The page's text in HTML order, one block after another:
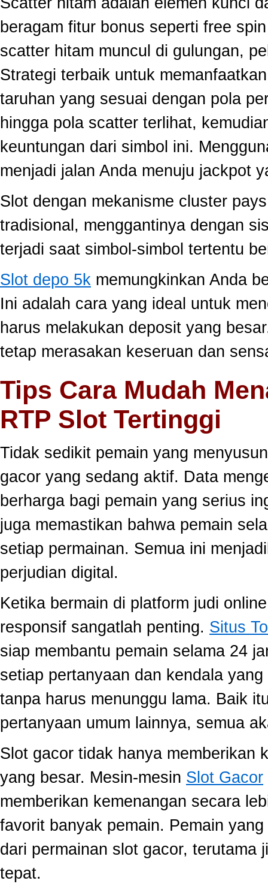
beragam fitur bonus seperti free
scatter hitam muncul di gulungan,
Strategi terbaik untuk
taruhan yang sesuai dengan pola
hingga pola scatter terlihat,
keuntungan dari simbol ini.
menjadi jalan Anda menuju jackpot
Slot dengan mekanisme cluster
tradisional, menggantinya dengan
terjadi saat simbol-simbol tertentu
Slot depo 5k memungkinkan Anda
Ini adalah cara yang ideal untuk
harus melakukan deposit yang
tetap merasakan keseruan dan
Tips Cara Mudah
RTP Slot Tertinggi
Tidak sedikit pemain yang
gacor yang sedang aktif. Data
berharga bagi pemain yang serius
juga memastikan bahwa pemain
setiap permainan. Semua ini
perjudian digital.
Ketika bermain di platform judi
responsif sangatlah penting. Situs
siap membantu pemain selama 24
setiap pertanyaan dan kendala
tanpa harus menunggu lama. Baik
pertanyaan umum lainnya, semua
Slot gacor tidak hanya memberikan
yang besar. Mesin-mesin Slot Gacor
memberikan kemenangan secara
favorit banyak pemain. Pemain
dari permainan slot gacor, terutama
tepat.